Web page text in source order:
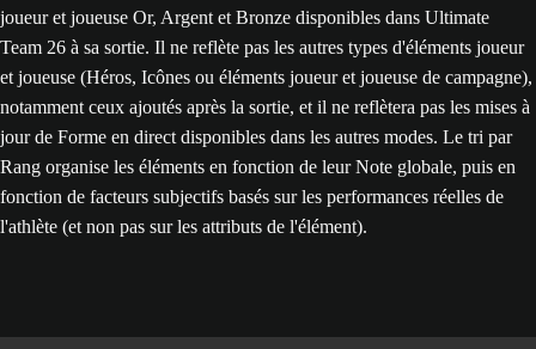
joueur et joueuse Or, Argent et Bronze disponibles dans Ultimate
Team 26 à sa sortie. Il ne reflète pas les autres types d'éléments joueur
et joueuse (Héros, Icônes ou éléments joueur et joueuse de campagne),
notamment ceux ajoutés après la sortie, et il ne reflètera pas les mises à
jour de Forme en direct disponibles dans les autres modes. Le tri par
Rang organise les éléments en fonction de leur Note globale, puis en
fonction de facteurs subjectifs basés sur les performances réelles de
l'athlète (et non pas sur les attributs de l'élément).